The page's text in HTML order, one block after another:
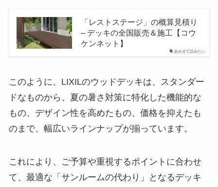
あわせて読みたい
「レストステージ」の概算見積り
– デッキの全国販売＆施工【コウ
ケンネット】
このように、LIXILのウッドデッキは、スタンダー
ドなものから、夏の暑さ対策に特化した機能的な
もの、デザイン性を高めたもの、価格を抑えたも
のまで、幅広いラインナップが揃っています。
これにより、ご予算や重視するポイントに合わせ
て、最適な「サンルームの代わり」となるデッキ